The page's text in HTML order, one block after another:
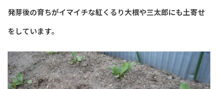
発芽後の育ちがイマイチな紅くるり大根や三太郎にも土寄せ
をしています。